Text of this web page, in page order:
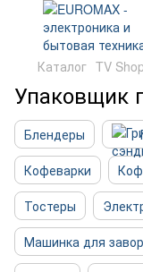
Каталог TV Shop
Упаковщик
Блендеры
Кофеварки
Тостеры
Машинка для